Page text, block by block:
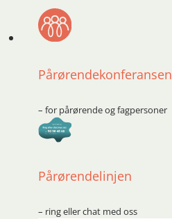
Pårørendekonferansen
– for pårørende og fagpersoner
Pårørendelinjen
– ring eller chat med oss